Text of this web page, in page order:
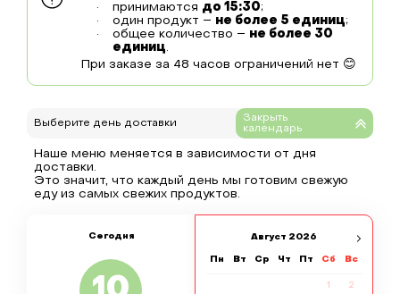
принимаются до 15:30;
один продукт – не более 5 единиц;
общее количество – не более 30
единиц.
При заказе за 48 часов ограничений нет 😊
Выберите день доставки
Наше меню меняется в зависимости от дня
доставки.
Это значит, что каждый день мы готовим свежую
еду из самых свежих продуктов.
Сегодня Август 2026
Пн Вт Ср Чт Пт Сб Вс
1 2